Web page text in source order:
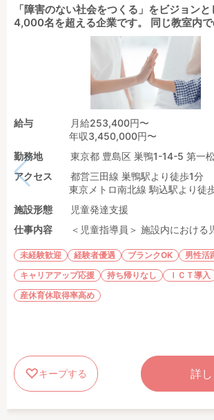
「障害のない社会をつくる」をビジョン
4,000名を超える企業です。 同じ教室内
給与
月給253,400円〜
年収3,450,000円〜
勤務地
東京都 豊島区 巣鴨1-14-5 第一
アクセス
都営三田線 巣鴨駅より徒歩1分
東京メトロ南北線 駒込駅より徒
施設形態
児童発達支援
仕事内容
＜児童指導員＞ 施設内における
未経験歓迎 経験者優遇 ブランクOK
男性活
キャリアアップ応援
持ち帰りなし
ＩＣＴ導入
産休育休取得率高め
キープする 詳